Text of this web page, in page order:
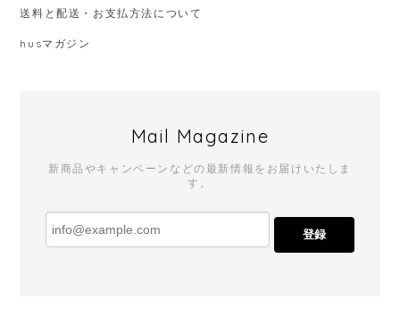
送料と配送・お支払方法について
husマガジン
Mail Magazine
新商品やキャンペーンなどの最新情報をお届けいたしま
す。
登録